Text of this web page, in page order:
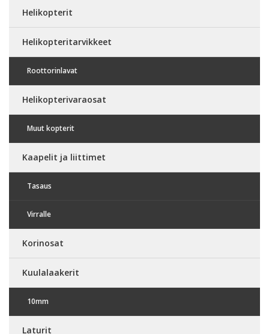
Helikopterit
Helikopteritarvikkeet
Roottorinlavat
Helikopterivaraosat
Muut kopterit
Kaapelit ja liittimet
Tasaus
Virralle
Korinosat
Kuulalaakerit
10mm
Laturit